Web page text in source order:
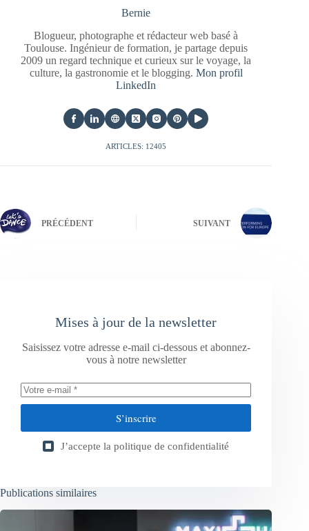
Bernie
Blogueur, photographe et rédacteur web basé à
Toulouse. Ingénieur de formation, je partage depuis
2009 un regard technique et curieux sur le voyage, la
culture, la gastronomie et le blogging. Mon profil
LinkedIn
ARTICLES: 12405
PRÉCÉDENT SUIVANT
Mises à jour de la newsletter
Saisissez votre adresse e-mail ci-dessous et abonnez-
vous à notre newsletter
S’inscrire
J’accepte la politique de confidentialité
Publications similaires